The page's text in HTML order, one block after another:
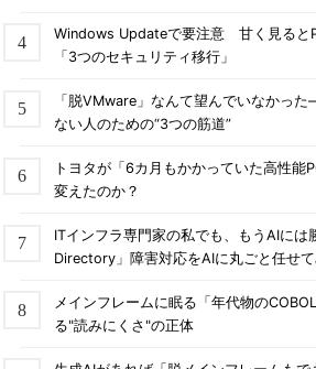
Windows Updateで要注意 甘く見ると
「3つのセキュリティ移行」
「脱VMware」なんて望んでいなかっ
ない人のための“3つの筋道”
トヨタが「6カ月もかかっていた高性
変えたのか？
ITインフラ専門家の私でも、もうAIに
Directory」障害対応をAIに丸ごと任せ
メインフレームに眠る「年代物の
る"読みにくさ"の正体